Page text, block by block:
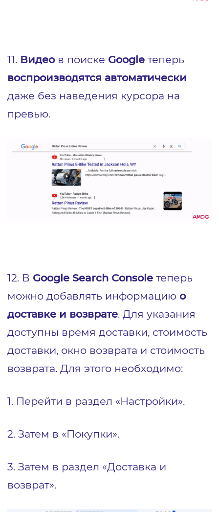
11. Видеов поиске Google теперь
воспроизводятся автоматически
даже без наведения курсора на
превью.
12. В Google Search Console теперь
можно добавлять информацию о
доставке и возврате. Для указания
доступны время доставки, стоимость
доставки, окно возврата и стоимость
возврата. Для этого необходимо:
1. Перейти в раздел «Настройки».
2. Затем в «Покупки».
3. Затем в раздел «Доставка и
возврат».